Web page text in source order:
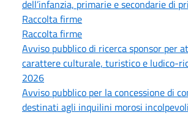
dell’infanzia, primarie e secondarie di
Raccolta firme
Raccolta firme
Avviso pubblico di ricerca sponsor per
carattere culturale, turistico e ludico-
2026
Avviso pubblico per la concessione di
destinati agli inquilini morosi incolpevoli